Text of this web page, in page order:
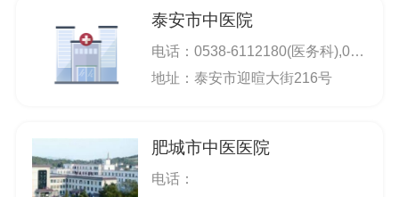
泰安市中医院
电话： 0538-6112180(医务科),0538-6129906(院办)
地址：泰安市迎暄大街216号
肥城市中医医院
电话：